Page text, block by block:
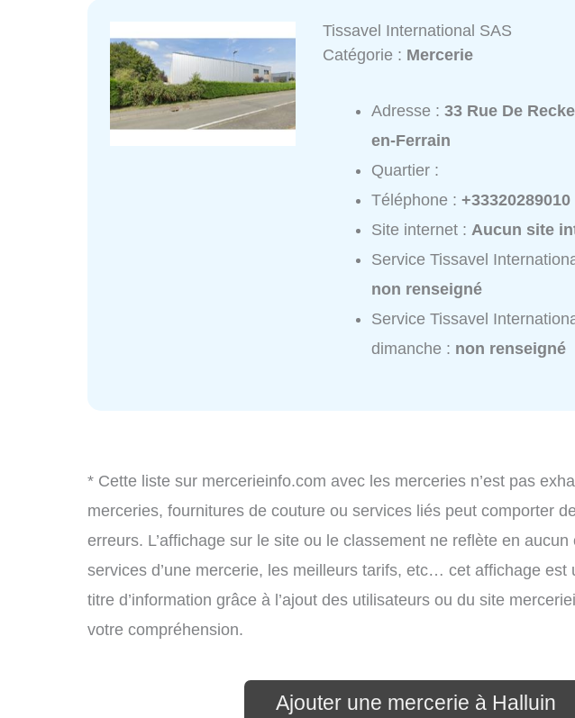
Tissavel International SAS
Catégorie : Mercerie
Adresse :33 Rue De
en-Ferrain
Quartier :
Téléphone :+33320289010
Site internet :Aucun site
Service Tissavel
non renseigné
Service Tissavel
dimanche : non renseigné
* Cette liste sur mercerieinfo.com avec les merceries n’est pas
merceries, fournitures de couture ou services liés peut comporter
erreurs. L’affichage sur le site ou le classement ne reflète en
services d’une mercerie, les meilleurs tarifs, etc… cet affichage est
titre d’information grâce à l’ajout des utilisateurs ou du site
votre compréhension.
Ajouter une mercerie à Halluin